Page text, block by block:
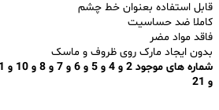
قابل استفاده بعنوان خط چشم
کاملا ضد حساسیت
فاقد مواد مضر
بدون ایجاد مارک روی ظروف و ماسک
و 21